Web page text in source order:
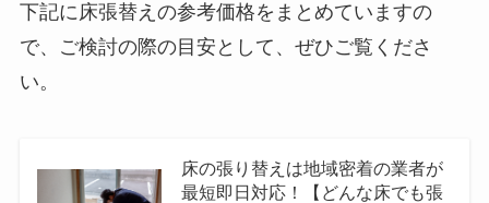
下記に床張替えの参考価格をまとめていますの
で、ご検討の際の目安として、ぜひご覧くださ
い。
床の張り替えは地域密着の業者が
最短即日対応！【どんな床でも張